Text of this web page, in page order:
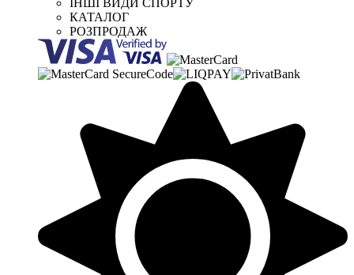
ІНШІ ВИДИ СПОРТУ
КАТАЛОГ
РОЗПРОДАЖ